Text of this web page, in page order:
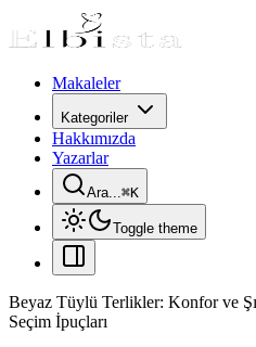
Makaleler
Kategoriler
Hakkımızda
Yazarlar
Ara...⌘K
Toggle theme
Beyaz Tüylü Terlikler: Konfor ve
Seçim İpuçları